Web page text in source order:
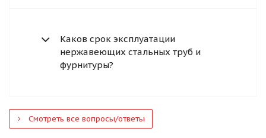
Каков срок эксплуатации
нержавеющих стальных труб и
фурнитуры?
Смотреть все вопросы/ответы